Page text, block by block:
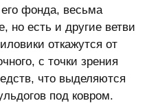
фонда, весьма
но есть и другие ветви
откажутся от
с точки зрения
что выделяются
под ковром.